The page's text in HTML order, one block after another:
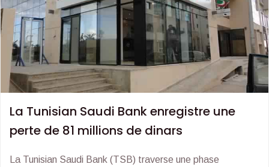
La Tunisian Saudi Bank enregistre une
perte de 81 millions de dinars
La Tunisian Saudi Bank (TSB) traverse une phase